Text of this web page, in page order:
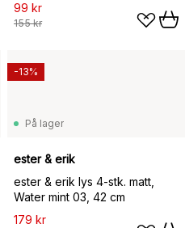
99 kr
155 kr
På lager
ester & erik
ester & erik lys 4-stk. matt,
Water mint 03, 42 cm
179 kr
-13%